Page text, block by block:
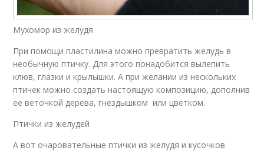
Мухомор из желудя
При помощи пластилина можно превратить желудь в
необычную птичку. Для этого понадобится вылепить
клюв, глазки и крылышки. А при желании из нескольких
птичек можно создать настоящую композицию, дополнив
ее веточкой дерева, гнездышком или цветком.
Птички из желудей
А вот очаровательные птички из желудя и кусочков